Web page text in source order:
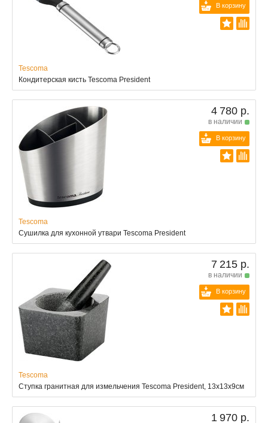
В корзину
Tescoma
Кондитерская кисть Tescoma President
4 780 р.
в наличии
В корзину
Tescoma
Сушилка для кухонной утвари Tescoma President
7 215 р.
в наличии
В корзину
Tescoma
Ступка гранитная для измельчения Tescoma President, 13х13х9см
1 970 р.